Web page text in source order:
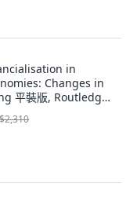
in
Changes in
平裝版, Routledge,
$2,310